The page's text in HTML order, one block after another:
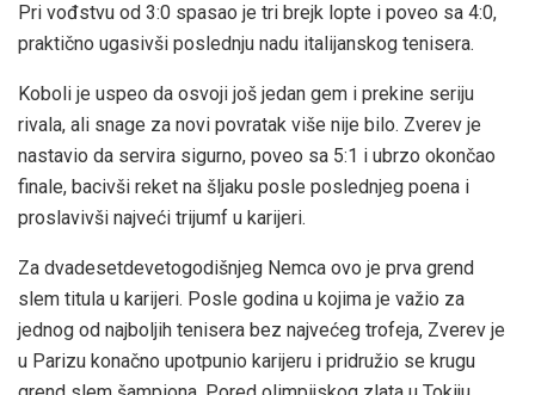
Pri vođstvu od 3:0 spasao je tri brejk lopte i poveo sa 4:0,
praktično ugasivši poslednju nadu italijanskog tenisera.
Koboli je uspeo da osvoji još jedan gem i prekine seriju
rivala, ali snage za novi povratak više nije bilo. Zverev je
nastavio da servira sigurno, poveo sa 5:1 i ubrzo okončao
finale, bacivši reket na šljaku posle poslednjeg poena i
proslavivši najveći trijumf u karijeri.
Za dvadesetdevetogodišnjeg Nemca ovo je prva grend
slem titula u karijeri. Posle godina u kojima je važio za
jednog od najboljih tenisera bez najvećeg trofeja, Zverev je
u Parizu konačno upotpunio karijeru i pridružio se krugu